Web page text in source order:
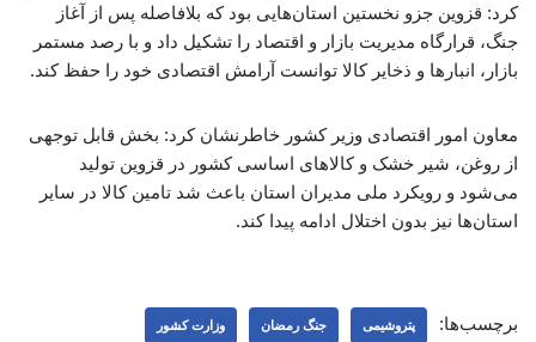
کرد: قزوین جزو نخستین استان‌هایی بود که بلافاصله پس از آغاز
جنگ، قرارگاه مدیریت بازار و اقتصاد را تشکیل داد و با رصد مستمر
بازار، انبارها و ذخایر کالا توانست آرامش اقتصادی خود را حفظ کند.
معاون امور اقتصادی وزیر کشور خاطرنشان کرد: بخش قابل توجهی
از روغن، شیر خشک و کالاهای اساسی کشور در قزوین تولید
می‌شود و رویکرد ملی مدیران استان باعث شد تامین کالا در سایر
استان‌ها نیز بدون اختلال ادامه پیدا کند.
برچسب‌ها: پتروشیمی جنگ رمضان وزارت کشور